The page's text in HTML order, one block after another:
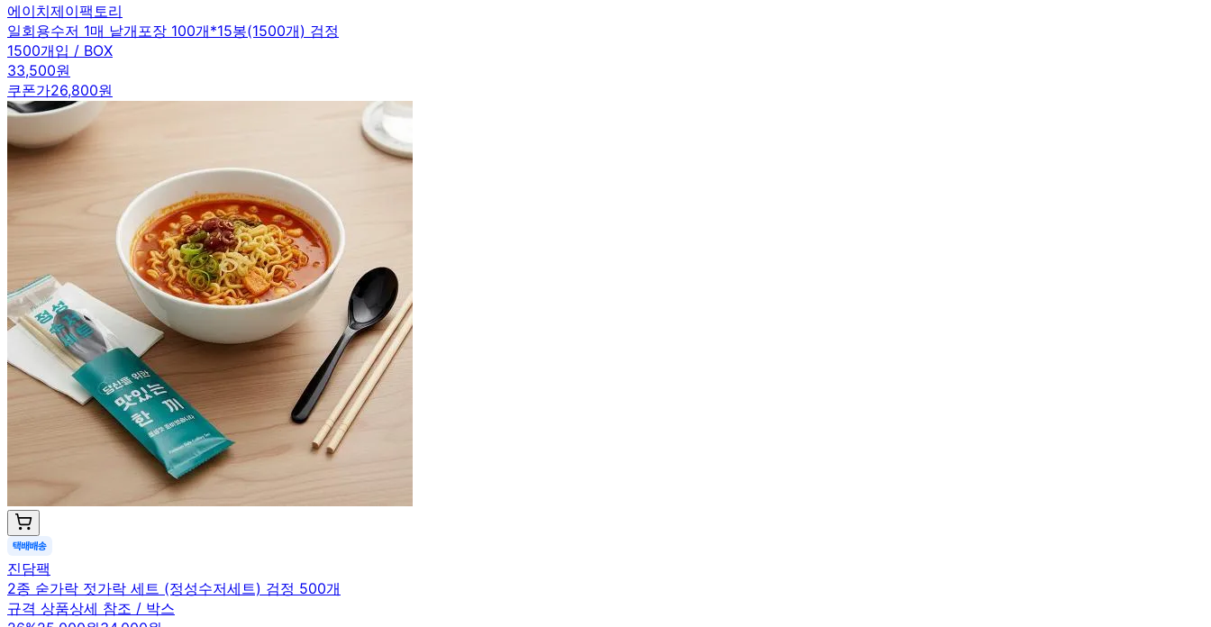
에이치제이팩토리
일회용수저 1매 낱개포장 100개*15봉(1500개) 검정
1500개입 / BOX
33,500원
쿠폰가26,800원
진담팩
2종 숟가락 젓가락 세트 (정성수저세트) 검정 500개
규격 상품상세 참조 / 박스